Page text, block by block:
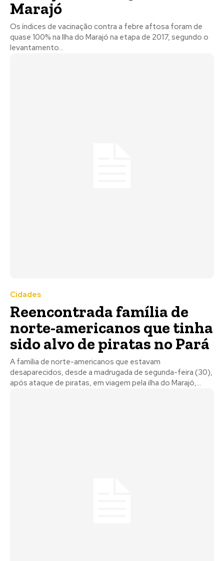
Marajó
Os índices de vacinação contra a febre aftosa foram de
quase 100% na Ilha do Marajó na etapa de 2017, segundo o
levantamento...
Cidades
Reencontrada família de
norte-americanos que tinha
sido alvo de piratas no Pará
A família de norte-americanos que estavam
desaparecidos, desde a madrugada de segunda-feira (30),
após ataque de piratas, em viagem pela ilha do Marajó,...